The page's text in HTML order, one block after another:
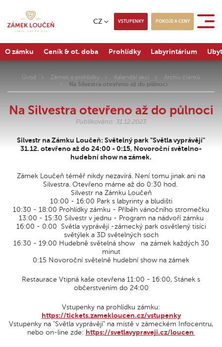
CZ VSTUPENKY POKOJE A CENY
O zámku Ceník & ot. doba Prohlídky Labyrintárium
Úvod Zámek a prohlídky Kalendář akcí
Archiv článků
Na Silvestra otevřeno až do půlnoci
Na Silvestra otevřeno až do půlnoci
Publikováno: 31.12.2023
Silvestr na Zámku Loučeň: Světelný park "Světla vyprávějí"
31.12. otevřeno až do 24:00 - 0:15, Novoroční světelno-
hudební show na zámek.
Zámek Loučeň téměř nikdy nezavírá. Není tomu jinak ani na
Silvestra. Otevřeno máme až do 0:30 hod.
Silvestr na Zámku Loučeň
10:00 - 16:00 Park s labyrinty a bludišti
10:30 - 18:00 Prohlídky zámku - Příběh vánočního stromečku
13:00 - 15:30 Silvestr v jednu - Program na nádvoří zámku
16:00 - 0.00 Světla vyprávějí -zámecký park osvětlený tisíci
světýlek a 3D světelných soch
16:30 - 19:00 Hudebně světelná show na zámek každých 30
minut
0:15 Novoroční světelně hudební show na zámek
Restaurace Vtipná kaše otevřena 11:00 - 16:00, Stánek s
občerstvením do 24:00
Vstupenky na prohlídku zámku:
https://tickets.zamekloucen.cz/vstupenky
Vstupenky na "Světla vyprávějí" na místě v zámeckém Infocentru,
nebo on-line zde: https://svetlavypraveji.cz/loucen